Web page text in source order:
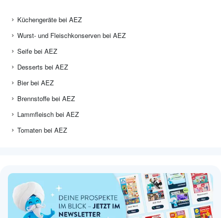
Küchengeräte bei AEZ
Wurst- und Fleischkonserven bei AEZ
Seife bei AEZ
Desserts bei AEZ
Bier bei AEZ
Brennstoffe bei AEZ
Lammfleisch bei AEZ
Tomaten bei AEZ